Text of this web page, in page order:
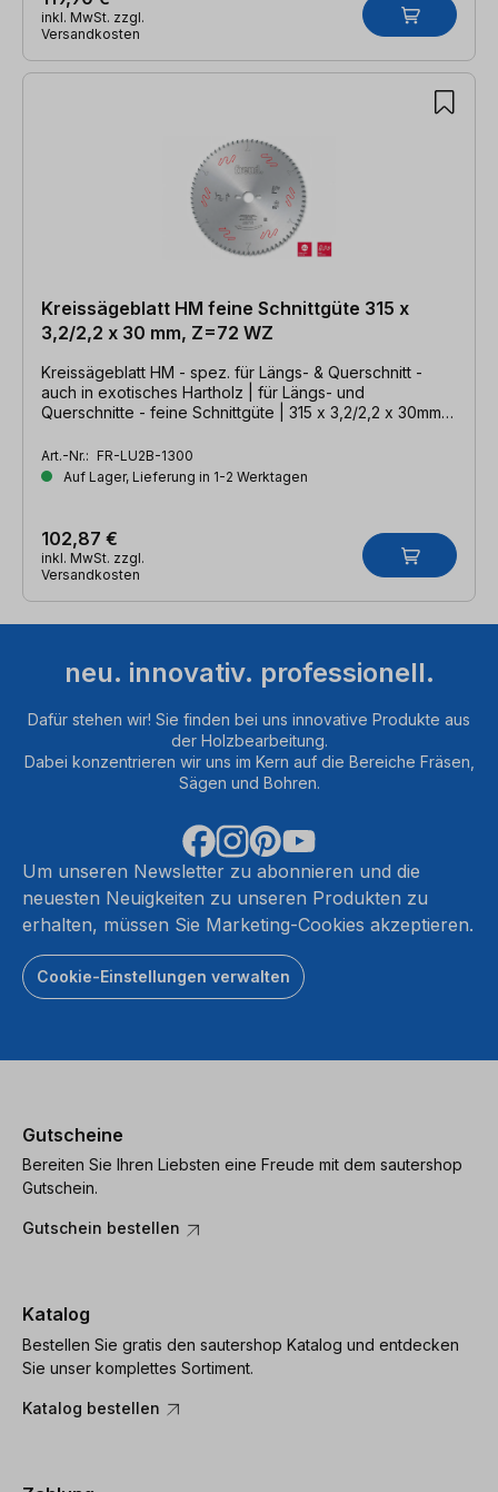
inkl. MwSt. zzgl.
Versandkosten
Kreissägeblatt HM feine Schnittgüte 315 x
3,2/2,2 x 30 mm, Z=72 WZ
Kreissägeblatt HM - spez. für Längs- & Querschnitt -
auch in exotisches Hartholz | für Längs- und
Querschnitte - feine Schnittgüte | 315 x 3,2/2,2 x 30mm,
Art.-Nr.: FR-LU2B-1300
Auf Lager, Lieferung in 1-2 Werktagen
102,87 €
inkl. MwSt. zzgl.
Versandkosten
neu. innovativ. professionell.
Dafür stehen wir! Sie finden bei uns innovative Produkte aus
der Holzbearbeitung.
Dabei konzentrieren wir uns im Kern auf die Bereiche Fräsen,
Sägen und Bohren.
Um unseren Newsletter zu abonnieren und die
neuesten Neuigkeiten zu unseren Produkten zu
erhalten, müssen Sie Marketing-Cookies akzeptieren.
Cookie-Einstellungen verwalten
Gutscheine
Bereiten Sie Ihren Liebsten eine Freude mit dem sautershop
Gutschein.
Gutschein bestellen
Katalog
Bestellen Sie gratis den sautershop Katalog und entdecken
Sie unser komplettes Sortiment.
Katalog bestellen